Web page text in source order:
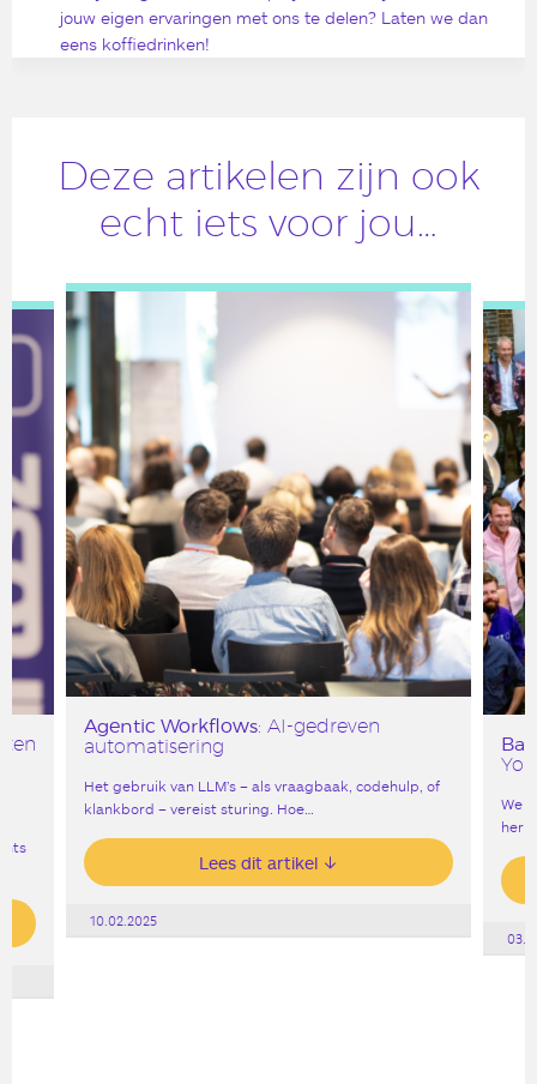
jouw eigen ervaringen met ons te delen? Laten we dan
eens koffiedrinken!
Deze artikelen zijn ook
echt iets voor jou…
Agentic Workflows: AI-gedreven
automatisering
Het gebruik van LLM’s – als vraagbaak, codehulp, of
klankbord – vereist sturing. Hoe…
Lees dit artikel
10.02.2025
We